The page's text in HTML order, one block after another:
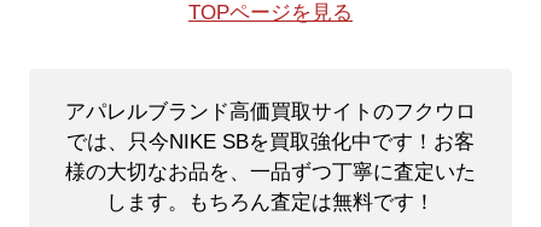
TOPページを見る
アパレルブランド高価買取サイトのフクウロ
では、只今NIKE SBを買取強化中です！ お客
様の大切なお品を、一品ずつ丁寧に査定いた
します。もちろん査定は無料です！